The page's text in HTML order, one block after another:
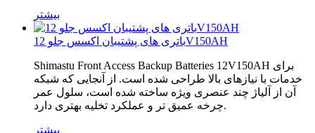
بیشتر
باتری های پشتیبان اکسس جلو 12V150AH
Shimastu Front Access Backup Batteries 12V150AH برای
خدمات با نیازهای بالا طراحی شده است. از آنجایی که شبکه
آن از آلیاژ چند عنصری ویژه ساخته شده است، سلول عمر
چرخه عمیق تر و عملکرد تخلیه بهتری دارد.
بیشتر